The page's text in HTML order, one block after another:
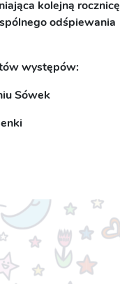
kolejną rocznicę
odśpiewania
występów:
Sówek